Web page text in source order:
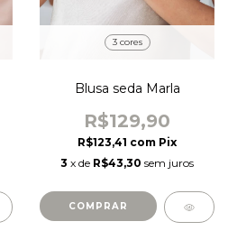
3 cores
Blusa seda Marla
R$129,90
R$123,41 com Pix
3 x de R$43,30 sem juros
COMPRAR